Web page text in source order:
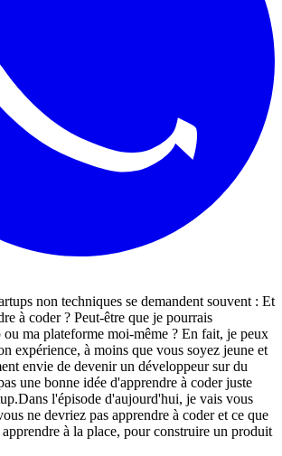
non techniques se demandent souvent : Et
à coder ? Peut-être que je pourrais
ma plateforme moi-même ? En fait, je peux
expérience, à moins que vous soyez jeune et
envie de devenir un développeur sur du
une bonne idée d'apprendre à coder juste
l'épisode d'aujourd'hui, je vais vous
ne devriez pas apprendre à coder et ce que
à la place, pour construire un produit